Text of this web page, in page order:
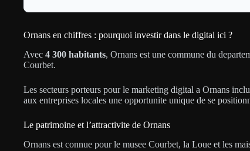
Ornans en chiffres : pourquoi investir dans le digital ici ?
Avec 4 300 habitants, Ornans est une commune du
Courbet.
Les secteurs porteurs pour le marketing digital a Ornans
aux entreprises locales une opportunite unique de se
Le patrimoine et l’attractivite de Ornans
Ornans est connue pour le musee Courbet, la Loue et les